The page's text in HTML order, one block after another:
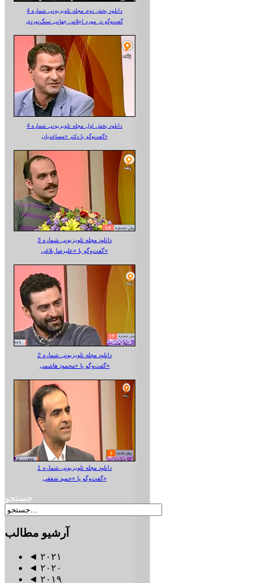
دانلود بخش دوم مجله تلویزیونی شماره 4
گفت‌وگو در مورد اجلاس جهانی سنگ‌نوردی
دانلود بخش اول مجله تلویزیونی شماره 4
گفت‌وگو با دکتر «مساعدیان»
دانلود مجله تلویزیونی شماره 3
گفت‌وگو با «علیرضا بلاغی»
دانلود مجله تلویزیونی شماره 2
گفت‌وگو با «محمود هاشمی»
دانلود مجله تلویزیونی شماره 1
گفت‌وگو با «حمید شفقی»
جستجو
آرشیو مطالب
◄ ۲۰۲۱
◄ ۲۰۲۰
◄ ۲۰۱۹